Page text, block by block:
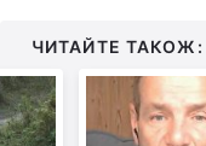
ЧИТАЙТЕ ТАКОЖ: